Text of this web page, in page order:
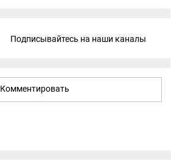
Подписывайтесь на наши каналы
Комментировать